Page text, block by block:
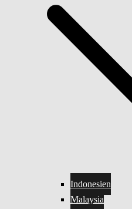
Indonesien
Malaysia